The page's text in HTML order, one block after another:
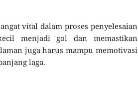
vital dalam proses penyelesaian
menjadi gol dan memastikan
juga harus mampu memotivasi
laga.